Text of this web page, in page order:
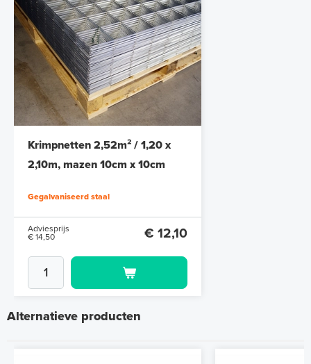
Krimpnetten 2,52m² / 1,20 x
2,10m, mazen 10cm x 10cm
Gegalvaniseerd staal
Adviesprijs
€ 14,50
€ 12,10
Alternatieve producten